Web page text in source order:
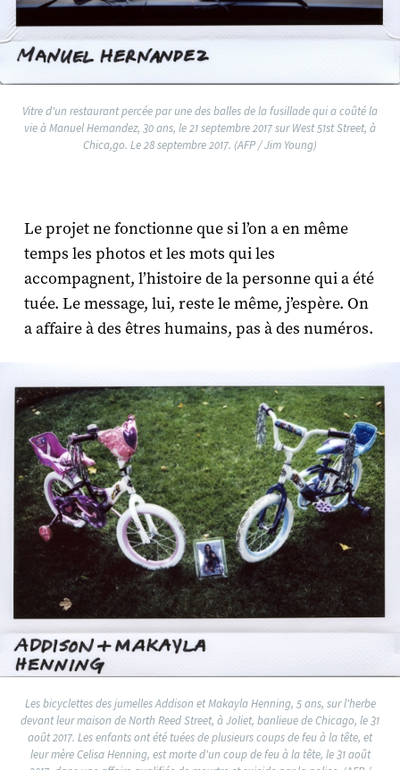
Vitre d'un restaurant percée par une des balles de la fusillade qui a coûté la
vie à Manuel Hernandez, 30 ans, le 21 septembre 2017 sur West 51st Street, à
Chica,go. Le 28 septembre 2017. (AFP / Jim Young)
Le projet ne fonctionne que si l’on a en même
temps les photos et les mots qui les
accompagnent, l’histoire de la personne qui a été
tuée. Le message, lui, reste le même, j’espère. On
a affaire à des êtres humains, pas à des numéros.
Les bicyclettes des jumelles Addison et Makayla Henning, 5 ans, sur l'herbe
devant leur maison de North Reed Street, à Joliet, banlieue de Chicago, le 31
août 2017. Les enfants ont été tuées de plusieurs coups de feu à la tête, et
leur mère Celisa Henning, est morte d'un coup de feu à la tête, le 31 août